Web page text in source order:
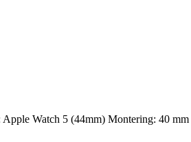
Watch 5 (44mm) Montering: 40